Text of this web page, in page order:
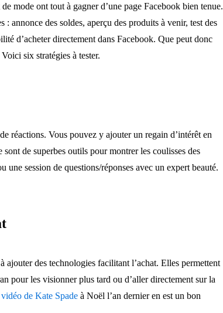
mode ont tout à gagner d’une page Facebook bien tenue.
: annonce des soldes, aperçu des produits à venir, test des
d’acheter directement dans Facebook. Que peut donc
six stratégies à tester.
réactions. Vous pouvez y ajouter un regain d’intérêt en
de superbes outils pour montrer les coulisses des
session de questions/réponses avec un expert beauté.
ajouter des technologies facilitant l’achat. Elles permettent
pour les visionner plus tard ou d’aller directement sur la
vidéo de Kate Spade à Noël l’an dernier en est un bon